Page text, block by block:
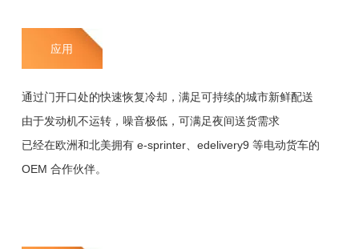
应用
通过门开口处的快速恢复冷却，满足可持续的城市新鲜配送
由于发动机不运转，噪音极低，可满足夜间送货需求
已经在欧洲和北美拥有 e-sprinter、edelivery9 等电动货车的
OEM 合作伙伴。